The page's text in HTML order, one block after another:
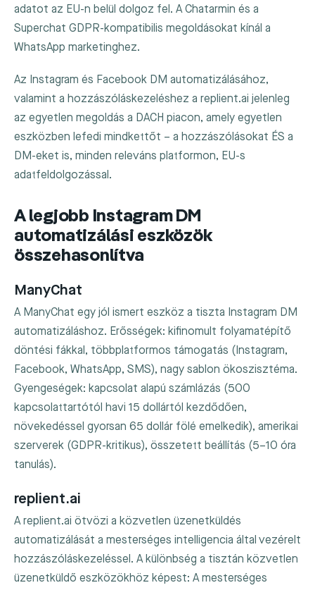
adatot az EU-n belül dolgoz fel. A Chatarmin és a
Superchat GDPR-kompatibilis megoldásokat kínál a
WhatsApp marketinghez.
Az Instagram és Facebook DM automatizálásához,
valamint a hozzászóláskezeléshez a replient.ai jelenleg
az egyetlen megoldás a DACH piacon, amely egyetlen
eszközben lefedi mindkettőt – a hozzászólásokat ÉS a
DM-eket is, minden releváns platformon, EU-s
adatfeldolgozással.
A legjobb Instagram DM
automatizálási eszközök
összehasonlítva
ManyChat
A ManyChat egy jól ismert eszköz a tiszta Instagram DM
automatizáláshoz. Erősségek: kifinomult folyamatépítő
döntési fákkal, többplatformos támogatás (Instagram,
Facebook, WhatsApp, SMS), nagy sablon ökoszisztéma.
Gyengeségek: kapcsolat alapú számlázás (500
kapcsolattartótól havi 15 dollártól kezdődően,
növekedéssel gyorsan 65 dollár fölé emelkedik), amerikai
szerverek (GDPR-kritikus), összetett beállítás (5–10 óra
tanulás).
replient.ai
A replient.ai ötvözi a közvetlen üzenetküldés
automatizálását a mesterséges intelligencia által vezérelt
hozzászóláskezeléssel. A különbség a tisztán közvetlen
üzenetküldő eszközökhöz képest: A mesterséges